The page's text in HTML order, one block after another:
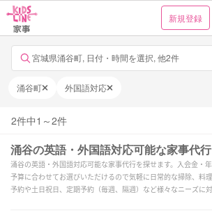
新規登録
宮城県涌谷町, 日付・時間を選択, 他2件
涌谷町 外国語対応
2件中1 ～2件
涌谷の英語・外国語対応可能な家事代
涌谷の英語・外国語対応可能な家事代行を探せます。入会金・
予算に合わせてお選びいただけるので気軽に日常的な掃除、料
予約や土日祝日、定期予約（毎週、隔週）など様々なニーズに対